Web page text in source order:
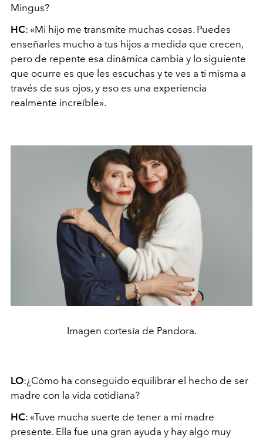
Mingus?
HC: «Mi hijo me transmite muchas cosas. Puedes
enseñarles mucho a tus hijos a medida que crecen,
pero de repente esa dinámica cambia y lo siguiente
que ocurre es que les escuchas y te ves a ti misma a
través de sus ojos, y eso es una experiencia
realmente increíble».
Imagen cortesía de Pandora.
LO:¿Cómo ha conseguido equilibrar el hecho de ser
madre con la vida cotidiana?
HC: «Tuve mucha suerte de tener a mi madre
presente. Ella fue una gran ayuda y hay algo muy